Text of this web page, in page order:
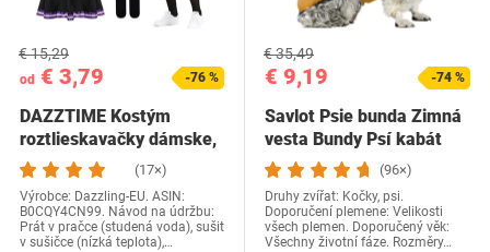
od € 3,79
€ 15,29
-76 %
DAZZTIME Kostým
roztlieskavačky dámske,
kostým…
(17×)
Výrobce: Dazzling-EU. ASIN:
B0CQY4CN99. Návod na údržbu:
Prát v pračce (studená voda), sušit
v sušičce (nízká teplota),…
€ 9,19
€ 35,49
-74 %
Savlot Psie bunda Zimná
vesta Bundy Psí kabát
Psí sveter…
(96×)
Druhy zvířat: Kočky, psi.
Doporučení plemene: Velikosti
všech plemen. Doporučený věk:
Všechny životní fáze. Rozměry…